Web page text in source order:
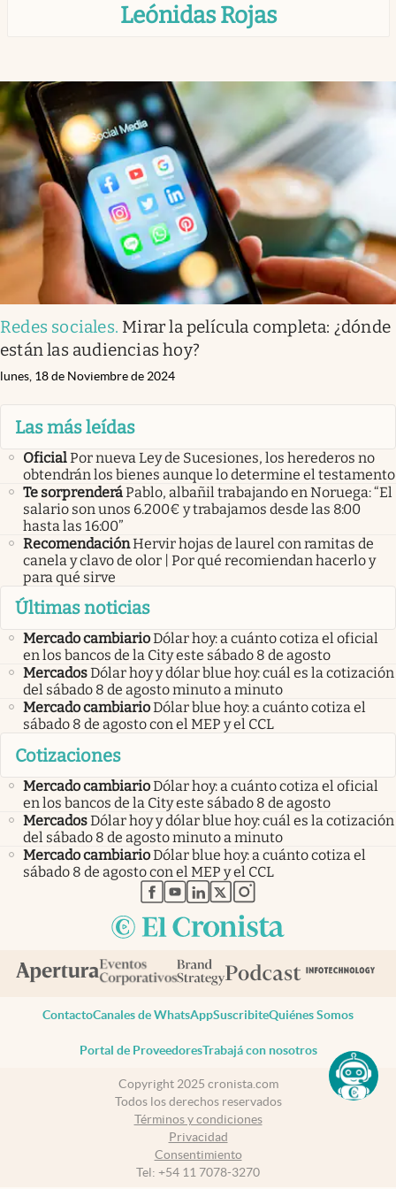
Infotechnology
Mundial 2026
Eventos Corporativos
El Cronista Studio
Mediakit
abre en nueva pestaña
Argentina
Leónidas Rojas
Redes sociales. Mirar la película completa: ¿dónde
están las audiencias hoy?
lunes, 18 de Noviembre de 2024
Las más leídas
OficialPor nueva Ley de Sucesiones, los herederos no
obtendrán los bienes aunque lo determine el testamento
Te sorprenderáPablo, albañil trabajando en Noruega: “El
salario son unos 6.200€ y trabajamos desde las 8:00
hasta las 16:00”
RecomendaciónHervir hojas de laurel con ramitas de
canela y clavo de olor | Por qué recomiendan hacerlo y
para qué sirve
Últimas noticias
Mercado cambiarioDólar hoy: a cuánto cotiza el oficial
en los bancos de la City este sábado 8 de agosto
MercadosDólar hoy y dólar blue hoy: cuál es la cotización
del sábado 8 de agosto minuto a minuto
Mercado cambiarioDólar blue hoy: a cuánto cotiza el
sábado 8 de agosto con el MEP y el CCL
Cotizaciones
Mercado cambiarioDólar hoy: a cuánto cotiza el oficial
en los bancos de la City este sábado 8 de agosto
MercadosDólar hoy y dólar blue hoy: cuál es la cotización
del sábado 8 de agosto minuto a minuto
Mercado cambiarioDólar blue hoy: a cuánto cotiza el
sábado 8 de agosto con el MEP y el CCL
abre en nueva pestaña
abre en nueva pestaña
abre en nueva pestaña
abre en nueva pestaña
abre en nueva pestaña
ContactoCanales de WhatsAppSuscribiteQuiénes Somos
Portal de ProveedoresTrabajá con nosotros
Copyright 2025 cronista.com
Todos los derechos reservados
Términos y condiciones
Privacidad
Consentimiento
Tel: +54 11 7078-3270